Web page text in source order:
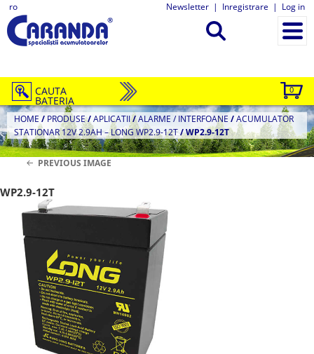
ro Newsletter | Inregistrare | Log in
0
CAUTA
BATERIA
HOME / PRODUSE/APLICATII/ALARME / INTERFOANE /ACUMULATOR
STATIONAR 12V 2.9AH – LONG WP2.9-12T/WP2.9-12T
PREVIOUS IMAGE
WP2.9-12T